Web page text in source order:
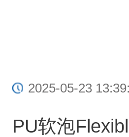
2025-05-23
PU软泡